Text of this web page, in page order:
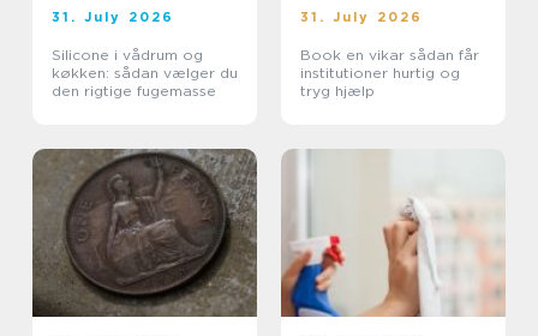
31. July 2026
Silicone i vådrum og
køkken: sådan vælger du
den rigtige fugemasse
31. July 2026
Book en vikar sådan får
institutioner hurtig og
tryg hjælp